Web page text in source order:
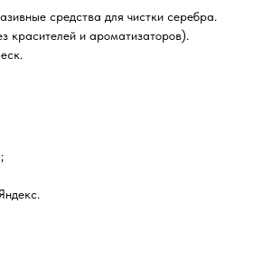
средства для чистки серебра.
красителей и ароматизаторов).